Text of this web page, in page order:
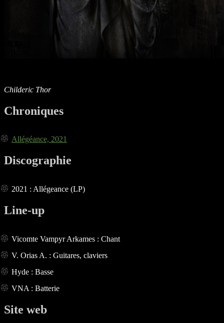
Childeric Thor
Chroniques
Allégéance, 2021
Discographie
2021 : Allégeance (LP)
Line-up
Vicomte Vampyr Arkames : Chant
V. Orias A. : Guitares, claviers
Hyde : Basse
VNA : Batterie
Site web